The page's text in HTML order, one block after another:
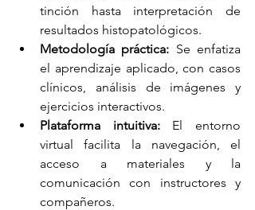
tinción hasta interpretación de
resultados histopatológicos.
Metodología práctica: Se enfatiza
el aprendizaje aplicado, con casos
clínicos, análisis de imágenes y
ejercicios interactivos.
Plataforma intuitiva: El entorno
virtual facilita la navegación, el
acceso a materiales y la
comunicación con instructores y
compañeros.